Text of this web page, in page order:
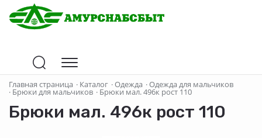
Главная страница · Каталог ·Одежда ·Одежда для мальчиков
· Брюки для мальчиков · Брюки мал. 496к рост 110
Брюки мал. 496к рост 110